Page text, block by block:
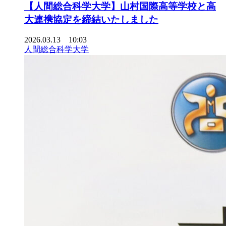
【人間総合科学大学】山村国際高等学校と高
大連携協定を締結いたしました
2026.03.13 10:03
人間総合科学大学